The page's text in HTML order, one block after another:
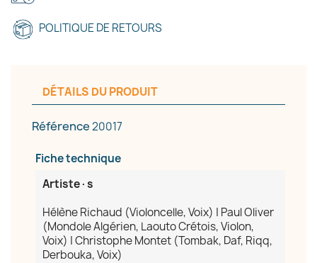
POLITIQUE DE RETOURS
DÉTAILS DU PRODUIT
Référence20017
Fiche technique
Artiste·s
Hélène Richaud (Violoncelle, Voix) | Paul Oliver
(Mondole Algérien, Laouto Crétois, Violon,
Voix) | Christophe Montet (Tombak, Daf, Riqq,
Derbouka, Voix)
Créer une liste d'envies
Nom de la liste d'envies
Annuler